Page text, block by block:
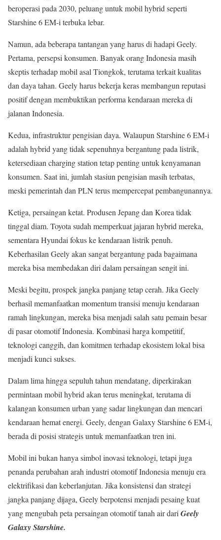
beroperasi pada 2030, peluang untuk mobil hybrid seperti
Starshine 6 EM-i terbuka lebar.
Namun, ada beberapa tantangan yang harus di hadapi Geely.
Pertama, persepsi konsumen. Banyak orang Indonesia masih
skeptis terhadap mobil asal Tiongkok, terutama terkait kualitas
dan daya tahan. Geely harus bekerja keras membangun reputasi
positif dengan membuktikan performa kendaraan mereka di
jalanan Indonesia.
Kedua, infrastruktur pengisian daya. Walaupun Starshine 6 EM-i
adalah hybrid yang tidak sepenuhnya bergantung pada listrik,
ketersediaan charging station tetap penting untuk kenyamanan
konsumen. Saat ini, jumlah stasiun pengisian masih terbatas,
meski pemerintah dan PLN terus mempercepat pembangunannya.
Ketiga, persaingan ketat. Produsen Jepang dan Korea tidak
tinggal diam. Toyota sudah memperkuat jajaran hybrid mereka,
sementara Hyundai fokus ke kendaraan listrik penuh.
Keberhasilan Geely akan sangat bergantung pada bagaimana
mereka bisa membedakan diri dalam persaingan sengit ini.
Meski begitu, prospek jangka panjang tetap cerah. Jika Geely
berhasil memanfaatkan momentum transisi menuju kendaraan
ramah lingkungan, mereka bisa menjadi salah satu pemain besar
di pasar otomotif Indonesia. Kombinasi harga kompetitif,
teknologi canggih, dan komitmen terhadap ekosistem lokal bisa
menjadi kunci sukses.
Dalam lima hingga sepuluh tahun mendatang, diperkirakan
permintaan mobil hybrid akan terus meningkat, terutama di
kalangan konsumen urban yang sadar lingkungan dan mencari
kendaraan hemat energi. Geely, dengan Galaxy Starshine 6 EM-i,
berada di posisi strategis untuk memanfaatkan tren ini.
Mobil ini bukan hanya simbol inovasi teknologi, tetapi juga
penanda perubahan arah industri otomotif Indonesia menuju era
elektrifikasi dan keberlanjutan. Jika konsistensi dan strategi
jangka panjang dijaga, Geely berpotensi menjadi pesaing kuat
yang mengubah peta persaingan otomotif tanah air dari Geely
Galaxy Starshine.